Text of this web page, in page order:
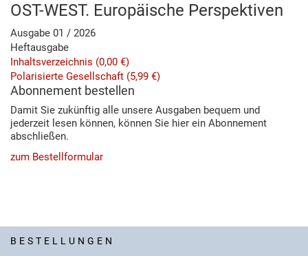
OST-WEST. Europäische Perspektiven
Ausgabe 01 / 2026
Heftausgabe
Inhaltsverzeichnis (0,00 €)
Polarisierte Gesellschaft (5,99 €)
Abonnement bestellen
Damit Sie zukünftig alle unsere Ausgaben bequem und
jederzeit lesen können, können Sie hier ein Abonnement
abschließen.
zum Bestellformular
BESTELLUNGEN